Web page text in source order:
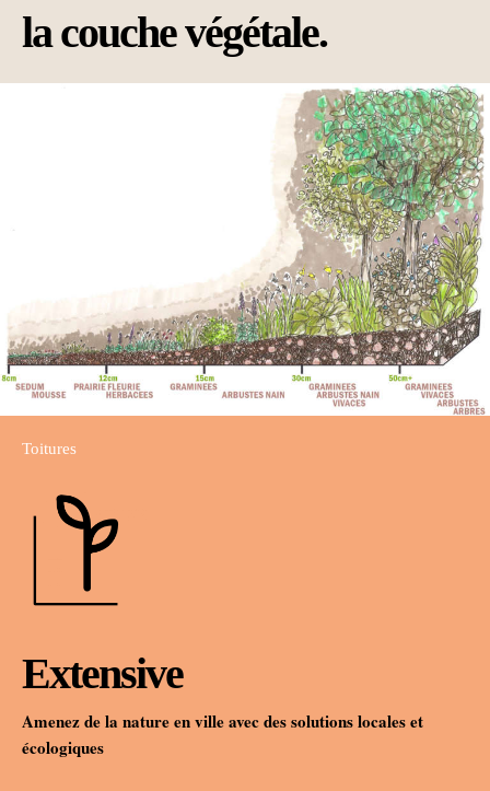
la couche végétale.
Toitures
Extensive
Amenez de la nature en ville avec des solutions locales et
écologiques